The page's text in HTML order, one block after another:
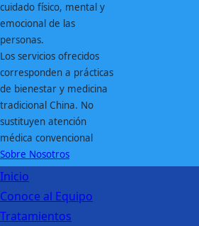
cuidado físico, mental y
emocional de las
personas.
Los servicios ofrecidos
corresponden a prácticas
de bienestar y medicina
tradicional China. No
sustituyen atención
médica convencional
Sobre Nosotros
Inicio
Conoce al Equipo
Tratamientos